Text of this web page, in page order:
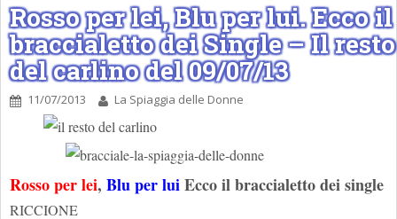
Rosso per lei, Blu per lui. Ecco il
braccialetto dei Single – Il resto
del carlino del 09/07/13
11/07/2013 La Spiaggia delle Donne
Rosso per lei, Blu per luiEcco il braccialetto dei single
RICCIONE